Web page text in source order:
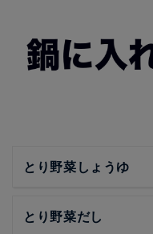
とり野菜しょうゆ
とり野菜だし